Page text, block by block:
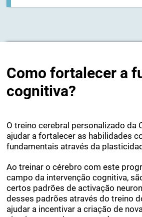
Como fortalecer a
cognitiva?
O treino cerebral personalizado da
ajudar a fortalecer as habilidades
Ao treinar o cérebro com este
campo da intervenção cognitiva,
certos padrões de activação
desses padrões através do treino